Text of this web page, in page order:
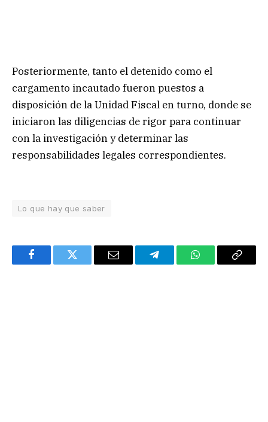
Posteriormente, tanto el detenido como el
cargamento incautado fueron puestos a
disposición de la Unidad Fiscal en turno, donde se
iniciaron las diligencias de rigor para continuar
con la investigación y determinar las
responsabilidades legales correspondientes.
Lo que hay que saber
FacebookTwitter Email TelegramWhatsAppCopy